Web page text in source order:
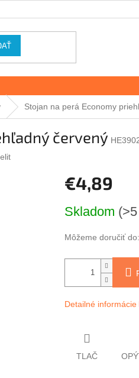
Stojan na perá Economy
červený
€4,89
cena:
Skladom
Môžeme doručiť do:
Detailné informácie
TLAČ